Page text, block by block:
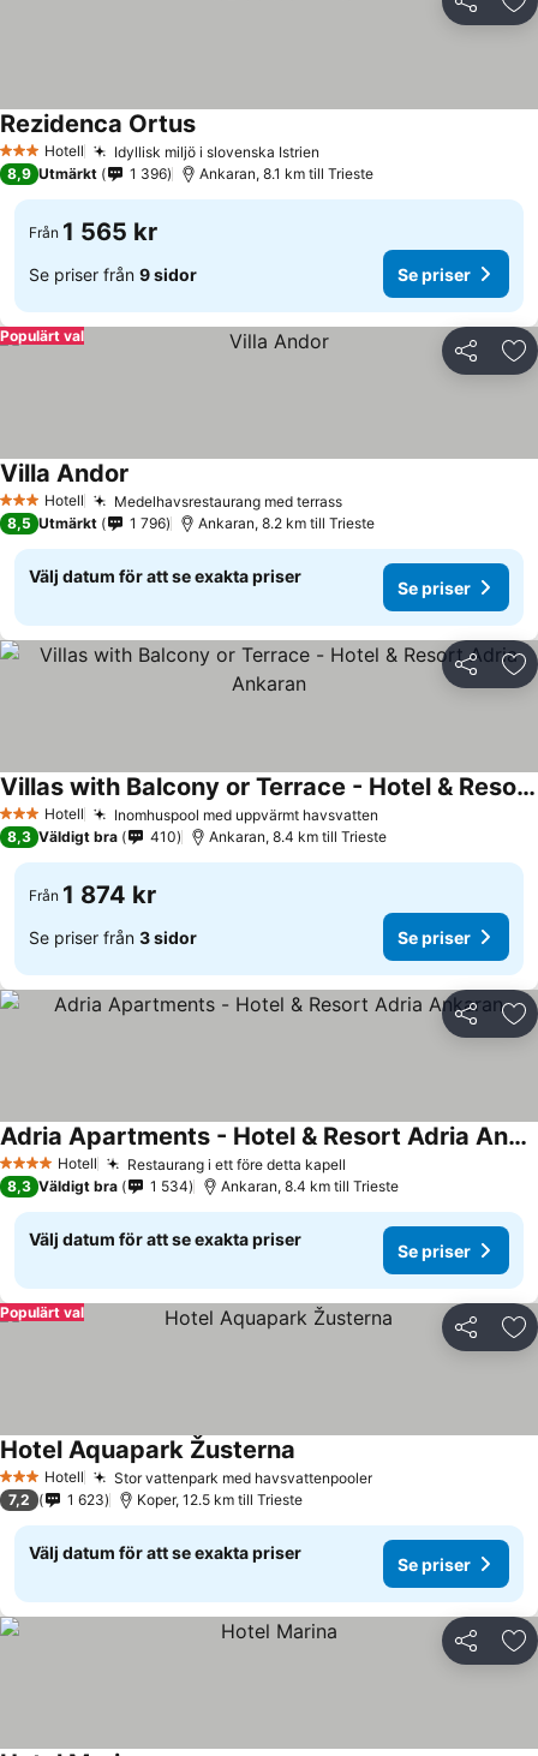
Dela
3 StjärnorHotell Idyllisk miljö i slovenska Istrien
Rezidenca OrtusSe priser
8,9 Utmärkt 1 396 Ankaran, 8.1 km till Trieste
Från 1 565 kr
Se priser från 9 sidor Se priser
Dela
Populärt val
3 StjärnorHotell Medelhavsrestaurang med terrassSe priser
Villa Andor
8,5 Utmärkt 1 796 Ankaran, 8.2 km till Trieste
Välj datum för att se exakta priser
Se priser
Dela
3 StjärnorHotell Inomhuspool med uppvärmt havsvatten
Villas with Balcony or Terrace - Hotel & Resort Adria Ankaran
Se priser
8,3 Väldigt bra 410 Ankaran, 8.4 km till Trieste
Från 1 874 kr
Se priser från 3 sidor Se priser
Dela
4 StjärnorHotell Restaurang i ett före detta kapell
Adria Apartments - Hotel & Resort Adria Ankaran
Se priser
8,3 Väldigt bra 1 534 Ankaran, 8.4 km till Trieste
Välj datum för att se exakta priser
Se priser
Dela
Populärt val
3 StjärnorHotell Stor vattenpark med havsvattenpoolerSe priser
Hotel Aquapark Žusterna
7,2 1 623 Koper, 12.5 km till Trieste
Välj datum för att se exakta priser
Se priser
Dela